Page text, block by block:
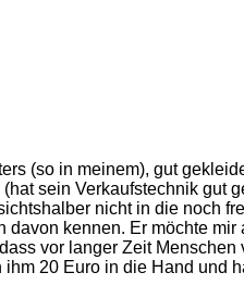
(so in meinem), gut
sein Verkaufstechnik gut
nicht in die noch
kennen. Er möchte mir
vor langer Zeit
20 Euro in die Hand und